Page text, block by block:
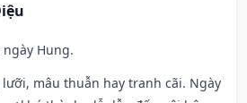
Hung.
mâu thuẫn hay tranh cãi. Ngày